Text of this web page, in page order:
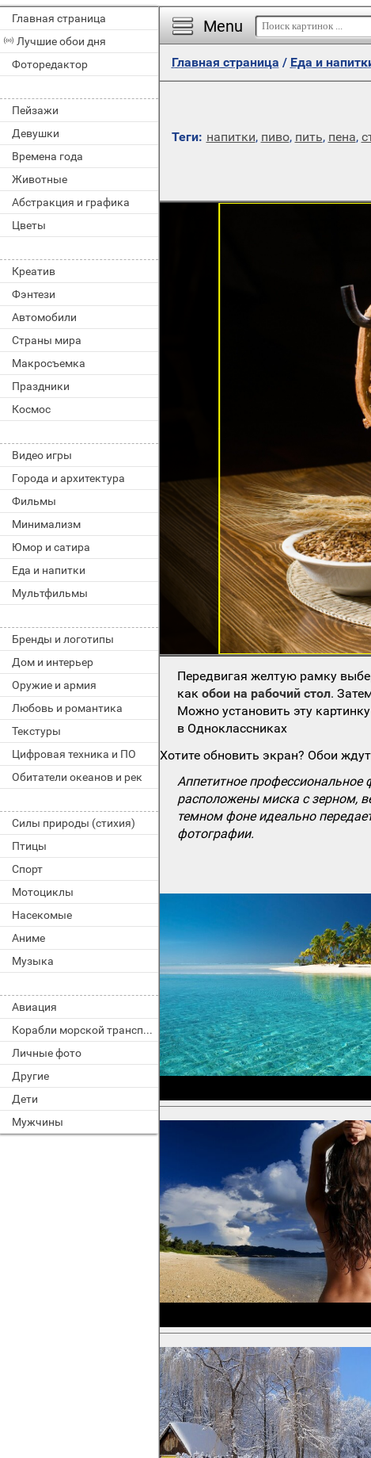
Главная страница
Лучшие обои дня
Фоторедактор
Пейзажи
Девушки
Времена года
Животные
Абстракция и графика
Цветы
Креатив
Фэнтези
Автомобили
Страны мира
Макросъемка
Праздники
Космос
Видео игры
Города и архитектура
Фильмы
Минимализм
Юмор и сатира
Еда и напитки
Мультфильмы
Бренды и логотипы
Дом и интерьер
Оружие и армия
Любовь и романтика
Текстуры
Цифровая техника и ПО
Обитатели океанов и рек
Силы природы (стихия)
Птицы
Спорт
Мотоциклы
Насекомые
Аниме
Музыка
Авиация
Корабли морской транспорт
Личные фото
Другие
Дети
Мужчины
Menu
Главная страница / Еда и
Теги: напитки, пиво, пить, пена,
Передвигая желтую рамку
какобои на рабочий стол.
Можно установить эту
в Одноклассниках
Хотите обновить экран? Обои
Аппетитное профессиональное
расположены миска с зерном,
темном фоне идеально
фотографии.